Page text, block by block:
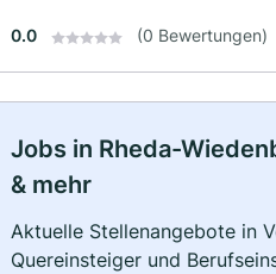
0.0 (0 Bewertungen)
Jobs in Rheda-
& mehr
Aktuelle Stellenangebote in
Quereinsteiger und